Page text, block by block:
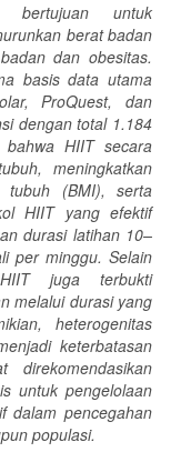
bertujuan untuk
berat badan
dan obesitas.
basis data utama
ProQuest, dan
dengan total 1.184
bahwa HIIT secara
meningkatkan
tubuh (BMI), serta
HIIT yang efektif
durasi latihan 10–
per minggu. Selain
juga terbukti
melalui durasi yang
heterogenitas
keterbatasan
direkomendasikan
untuk pengelolaan
dalam pencegahan
populasi.